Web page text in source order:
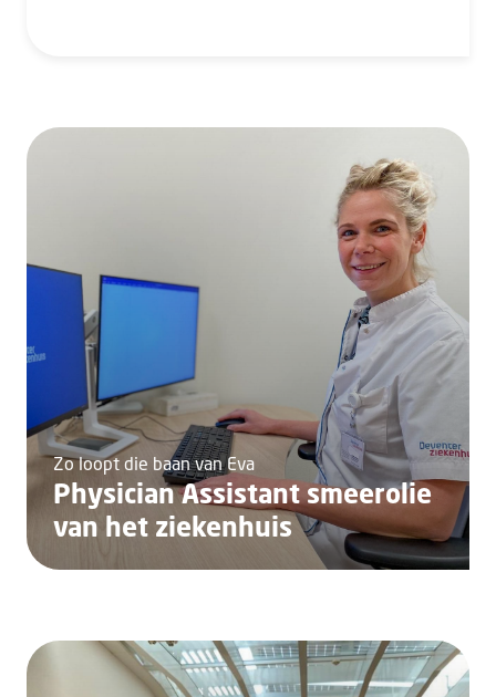
Zo loopt die baan van Eva
Phy­si­cian As­sis­tant smeerolie
van het ziekenhuis